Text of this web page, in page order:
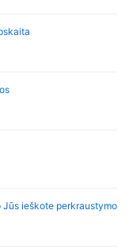
Jūs ieškote perkraustymo